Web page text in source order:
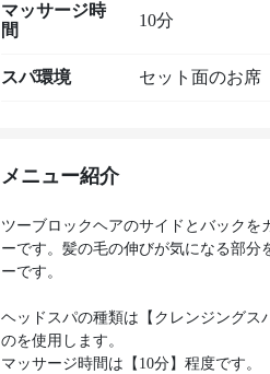
マッサージ時
間
10分
スパ環境 セット面のお席
メニュー紹介
ツーブロックヘアのサイドとバック
ーです。髪の毛の伸びが気になる部
ーです。
ヘッドスパの種類は【クレンジングス
のを使用します。
マッサージ時間は【10分】程度です。